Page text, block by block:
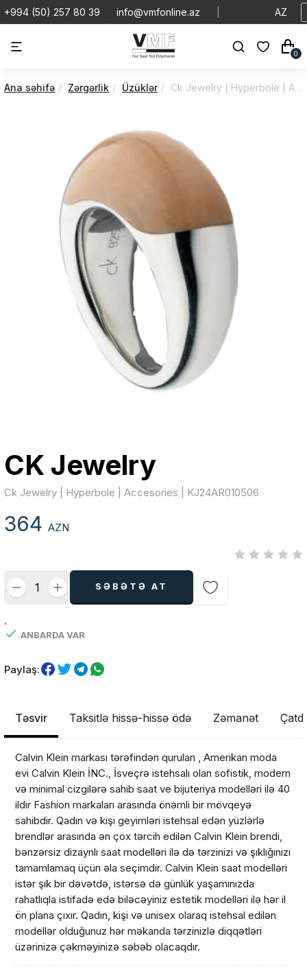
+994 (50) 257 80 39 info@vmfonline.az AZ
0
Ana səhifə Zərgərlik Üzüklər Ck Jewelry | Hyperbole | Accesories | KJ24AR010506
CK Jewelry
Ck Jewelry | Hyperbole | Accesories | KJ24AR010506
364AZN
SƏBƏTƏ AT
.
ANBARDA VAR
Paylaş:
Təsvir Taksitlə hissə-hissə ödə Zəmanət
Calvin Klein markası tərəfindən qurulan , Amerikan moda
evi Calvin Klein İNC., İsveçrə istehsalı olan sofistik, modern
və minimal cizgilərə sahib saat ve bijuteriya modelləri ilə 40
ildir Fashion markaları arasında önəmli bir mövqeyə
sahibdir. Qadın və kişi geyimləri istehsal edən yüzlərlə
brendlər arasında ən çox tərcih edilən Calvin Klein brendi,
bənzərsiz dizaynlı saat modelləri ilə də tərzinizi və şıklığınızı
tamamlamaq üçün əla seçimdir. Calvin Klein saat modelləri
istər şık bir dəvətdə, istərsə də günlük yaşamınızda
rahatlıqla istifadə edə biləcəyiniz estetik modelləri ilə hər il
ön plana çıxır. Qadın, kişi və unisex olaraq istehsal edilən
modellər olduğunuz hər məkanda tərzinizlə diqqətləri
üzərinizə çəkməyinizə səbəb olacaqdır.
Məhsul(lar) səbətə əlavə edildi
Sifarişin detalları